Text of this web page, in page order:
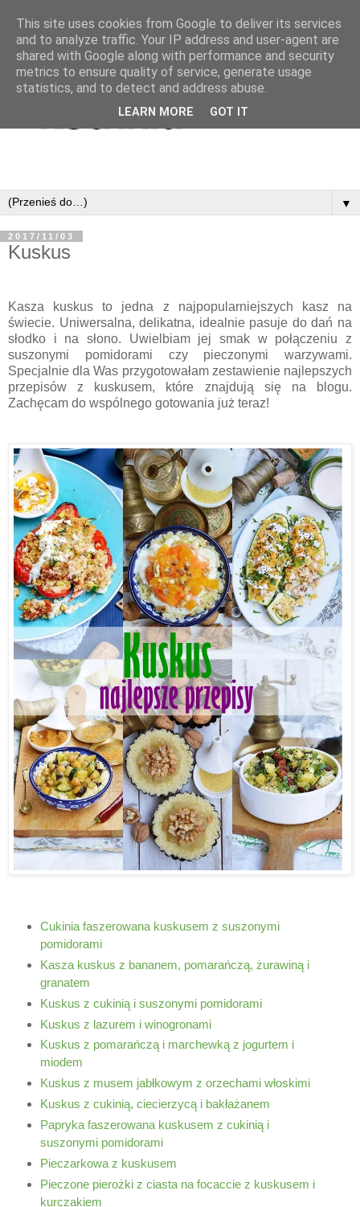
▼
2017/11/03
Kuskus
Kasza kuskus to jedna z najpopularniejszych kasz na
świecie. Uniwersalna, delikatna, idealnie pasuje do dań na
słodko i na słono. Uwielbiam jej smak w połączeniu z
suszonymi pomidorami czy pieczonymi warzywami.
Specjalnie dla Was przygotowałam zestawienie najlepszych
przepisów z kuskusem, które znajdują się na blogu.
Zachęcam do wspólnego gotowania już teraz!
Cukinia faszerowana kuskusem z suszonymi
pomidorami
Kasza kuskus z bananem, pomarańczą, żurawiną i
granatem
Kuskus z cukinią i suszonymi pomidorami
Kuskus z lazurem i winogronami
Kuskus z pomarańczą i marchewką z jogurtem i
miodem
Kuskus z musem jabłkowym z orzechami włoskimi
Kuskus z cukinią, ciecierzycą i bakłażanem
Papryka faszerowana kuskusem z cukinią i
suszonymi pomidorami
Pieczarkowa z kuskusem
Pieczone pierożki z ciasta na focaccie z kuskusem i
kurczakiem
This site uses cookies from Google to deliver its services
and to analyze traffic. Your IP address and user-agent are
shared with Google along with performance and security
metrics to ensure quality of service, generate usage
statistics, and to detect and address abuse.
LEARN MORE GOT IT